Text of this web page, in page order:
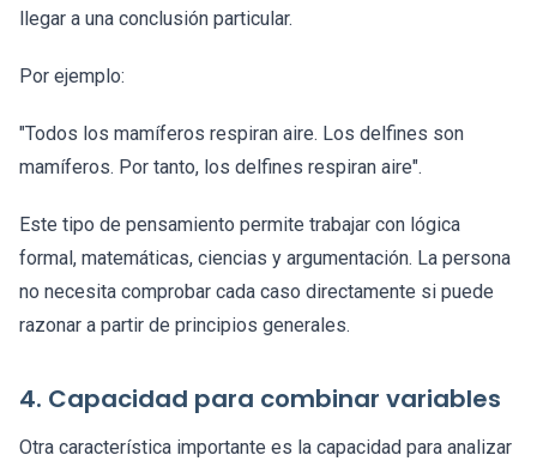
llegar a una conclusión particular.
Por ejemplo:
"Todos los mamíferos respiran aire. Los delfines son
mamíferos. Por tanto, los delfines respiran aire".
Este tipo de pensamiento permite trabajar con lógica
formal, matemáticas, ciencias y argumentación. La persona
no necesita comprobar cada caso directamente si puede
razonar a partir de principios generales.
4. Capacidad para combinar variables
Otra característica importante es la capacidad para analizar